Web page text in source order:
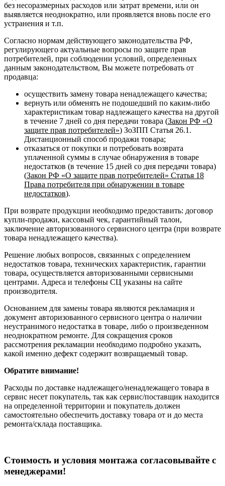
без несоразмерных расходов или затрат времени, или он
выявляется неоднократно, или проявляется вновь после его
устранения и т.п.
Согласно нормам действующего законодательства РФ,
регулирующего актуальные вопросы по защите прав
потребителей, при соблюдении условий, определенных
данным законодательством, Вы можете потребовать от
продавца:
осуществить замену товара ненадлежащего качества;
вернуть или обменять не подошедший по каким-либо
характеристикам товар надлежащего качества на другой
в течение 7 дней со дня передачи товара (Закон РФ «О
защите прав потребителей») ЗоЗПП Статья 26.1.
Дистанционный способ продажи товара;
отказаться от покупки и потребовать возврата
уплаченной суммы в случае обнаружения в товаре
недостатков (в течение 15 дней со дня передачи товара)
(Закон РФ «О защите прав потребителей» Статья 18
Права потребителя при обнаружении в товаре
недостатков).
При возврате продукции необходимо предоставить: договор
купли-продажи, кассовый чек, гарантийный талон,
заключение авторизованного сервисного центра (при возврате
товара ненадлежащего качества).
Решение любых вопросов, связанных с определением
недостатков товара, технических характеристик, гарантии
товара, осуществляется авторизованными сервисными
центрами. Адреса и телефоны СЦ указаны на сайте
производителя.
Основанием для замены товара являются рекламация и
документ авторизованного сервисного центра о наличии
неустранимого недостатка в товаре, либо о произведенном
неоднократном ремонте. Для сокращения сроков
рассмотрения рекламации необходимо подробно указать,
какой именно дефект содержит возвращаемый товар.
Обратите внимание!
Расходы по доставке надлежащего/ненадлежащего товара в
сервис несет покупатель, так как сервис/поставщик находится
на определенной территории и покупатель должен
самостоятельно обеспечить доставку товара от и до места
ремонта/склада поставщика.
Cтоимость и условия монтажа согласовывайте с
менеджерами!